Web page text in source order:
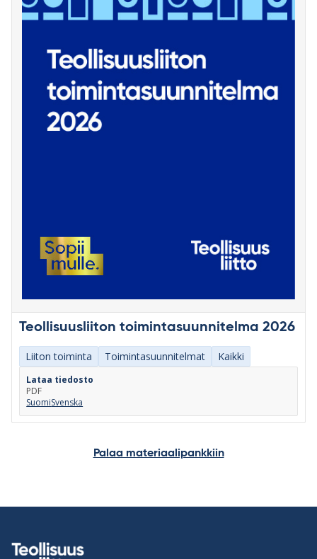
Teollisuusliiton toimintasuunnitelma 2026
Liiton toiminta Toimintasuunnitelmat Kaikki
Lataa tiedosto
PDF
SuomiSvenska
Palaa materiaalipankkiin